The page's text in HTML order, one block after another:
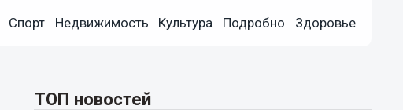
Спорт Недвижимость Культура Подробно Здоровье
ТОП новостей